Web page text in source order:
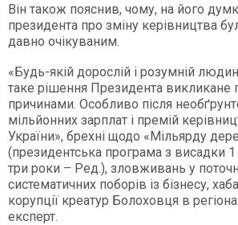
Він також пояснив, чому, на його
президента про зміну керівництва
давно очікуваним.
«Будь-якій дорослій і розумній
таке рішення Президента викликане
причинами. Особливо після
мільйонних зарплат і премій
України», брехні щодо «Мільярду
(президентська програма з висадки
три роки – Ред.), зловживань у
систематичних поборів із бізнесу,
корупції креатур Болоховця в
експерт.